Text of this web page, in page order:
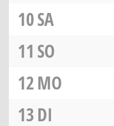
10SA
11 SO
12MO
13DI